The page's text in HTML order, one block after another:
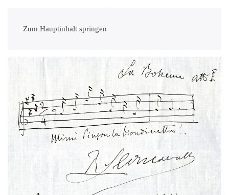
Zum Hauptinhalt springen